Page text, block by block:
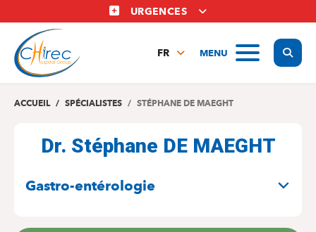
au
contenu
principal
URGENCES
MENU
FR
EN
ACCUEIL SPÉCIALISTES STÉPHANE DE MAEGHT
Dr. Stéphane DE MAEGHT
Gastro-entérologie